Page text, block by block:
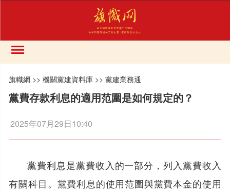
旗幟網 >>機關黨建資料庫 >>黨建業務通
黨費存款利息的適用范圍是如何規定的？
2025年07月29日10:40
黨費利息是黨費收入的一部分，列入黨費收入
有關科目。黨費利息的使用范圍與黨費本金的使用